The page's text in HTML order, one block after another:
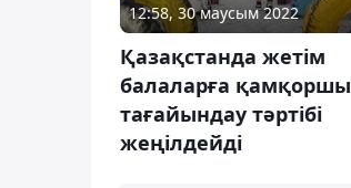
12:58, 30 маусым 2022
Қазақстанда жетім
балаларға қамқоршы
тағайындау тәртібі
жеңілдейді